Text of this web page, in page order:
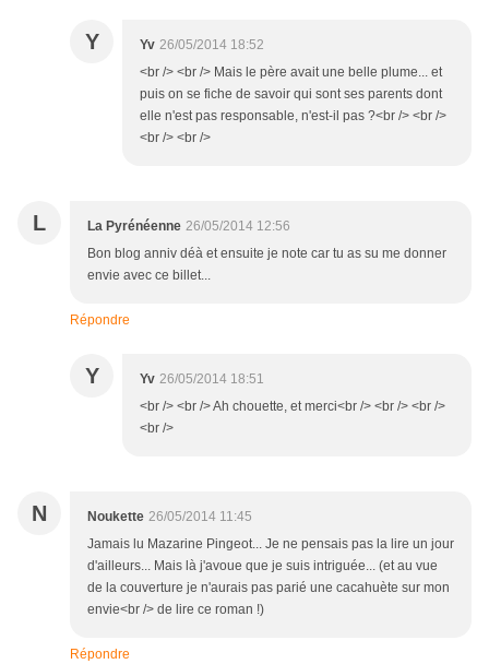
Y Yv 26/05/2014 18:52
<br /> <br /> Mais le père avait une belle plume... et
puis on se fiche de savoir qui sont ses parents dont
elle n'est pas responsable, n'est-il pas ?<br /> <br />
<br /> <br />
L La Pyrénéenne 26/05/2014 12:56
Bon blog anniv déà et ensuite je note car tu as su me donner
envie avec ce billet...
Répondre
Y Yv 26/05/2014 18:51
<br /> <br /> Ah chouette, et merci<br /> <br /> <br />
<br />
N Noukette 26/05/2014 11:45
Jamais lu Mazarine Pingeot... Je ne pensais pas la lire un jour
d'ailleurs... Mais là j'avoue que je suis intriguée... (et au vue
de la couverture je n'aurais pas parié une cacahuète sur mon
envie<br /> de lire ce roman !)
Répondre